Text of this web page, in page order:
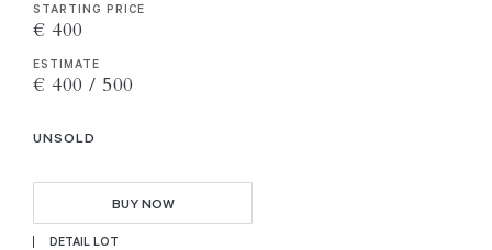
STARTING PRICE
€ 400
ESTIMATE
€ 400 / 500
UNSOLD
BUY NOW
DETAIL LOT